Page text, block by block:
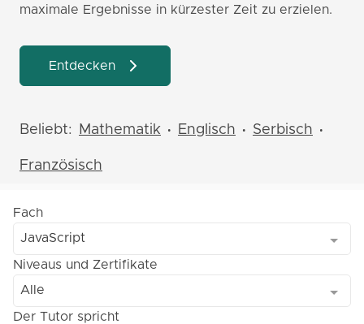
maximale Ergebnisse in kürzester Zeit zu erzielen.
Entdecken
Beliebt: Mathematik • Englisch • Serbisch •
Französisch
Fach
JavaScript
Niveaus und Zertifikate
Alle
Der Tutor spricht